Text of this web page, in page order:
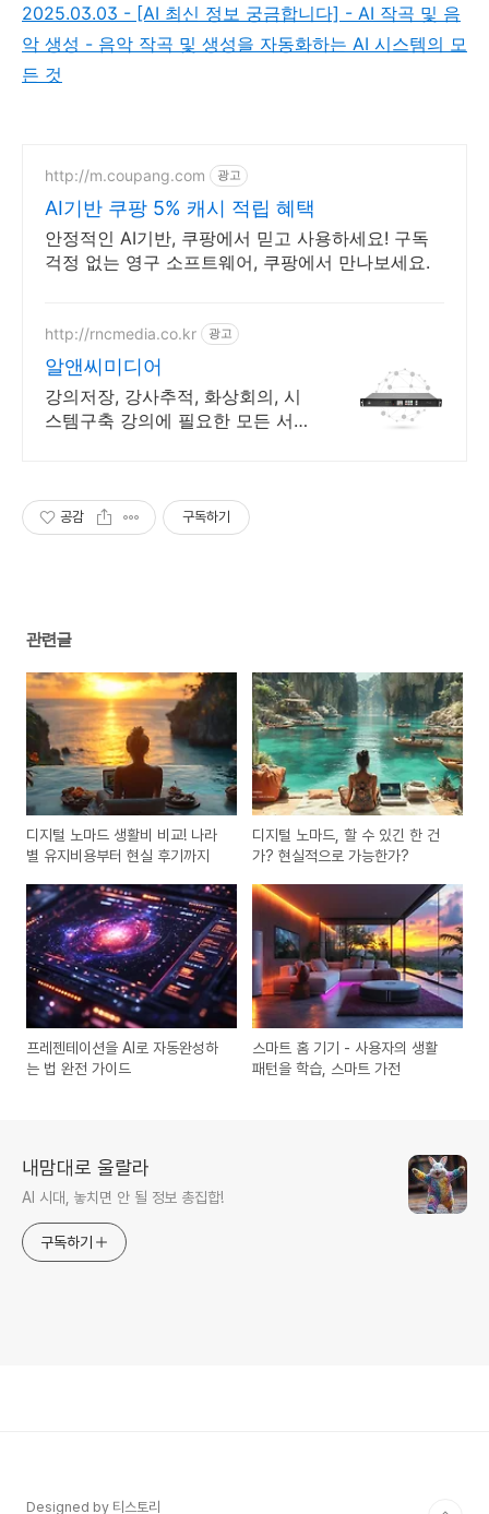
2025.03.03 - [AI 최신 정보 궁금합니다] - AI 작곡 및 음
악 생성 - 음악 작곡 및 생성을 자동화하는 AI 시스템의 모
든 것
http://m.coupang.com 광고
AI기반 쿠팡 5% 캐시 적립 혜택
안정적인 AI기반, 쿠팡에서 믿고 사용하세요! 구독
걱정 없는 영구 소프트웨어, 쿠팡에서 만나보세요.
http://rncmedia.co.kr 광고
알앤씨미디어
강의저장, 강사추적, 화상회의, 시
스템구축 강의에 필요한 모든 서비
공감 구독하기
관련글
디지털 노마드 생활비 비교! 나라
별 유지비용부터 현실 후기까지
디지털 노마드, 할 수 있긴 한 건
가? 현실적으로 가능한가?
프레젠테이션을 AI로 자동완성하
는 법 완전 가이드
스마트 홈 기기 - 사용자의 생활
패턴을 학습, 스마트 가전
내맘대로 울랄라
AI 시대, 놓치면 안 될 정보 총집합!
구독하기
Designed by 티스토리